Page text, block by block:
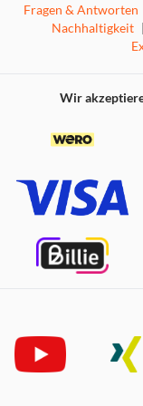
Dank des Triple
Sportszenen.
Fragen & Antworten
Nachhaltigkeit |
Wir